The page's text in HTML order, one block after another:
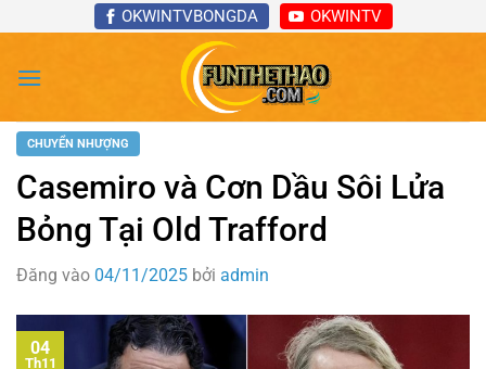
nội
OKWINTVBONGDA OKWINTV
CHUYỂN NHƯỢNG
Casemiro và Cơn Dầu Sôi Lửa
Bỏng Tại Old Trafford
Đăng vào 04/11/2025 bởi admin
04
Th11